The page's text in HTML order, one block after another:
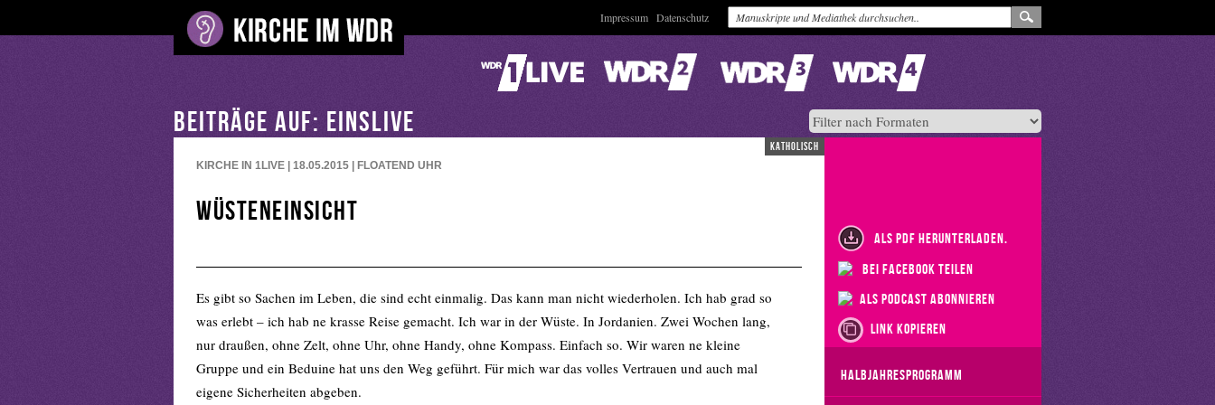
Impressum Datenschutz
BEITRÄGE AUF: EINSLIVE
katholisch
KIRCHE IN 1LIVE | 18.05.2015 | FLOATEND UHR
Wüsteneinsicht
Es gibt so Sachen im Leben, die sind echt einmalig. Das kann man nicht wiederholen. Ich hab grad so
was erlebt – ich hab ne krasse Reise gemacht. Ich war in der Wüste. In Jordanien. Zwei Wochen lang,
nur draußen, ohne Zelt, ohne Uhr, ohne Handy, ohne Kompass. Einfach so. Wir waren ne kleine
Gruppe und ein Beduine hat uns den Weg geführt. Für mich war das volles Vertrauen und auch mal
eigene Sicherheiten abgeben.
als PDF herunterladen.
bei Facebook teilen
als Podcast abonnieren
Link kopieren
Halbjahresprogramm